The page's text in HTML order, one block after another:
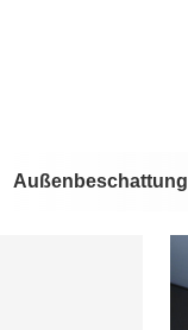
Außenbeschattung